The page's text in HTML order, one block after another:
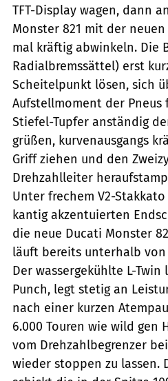
TFT-Display wagen, dann
Monster 821 mit der
mal kräftig abwinkeln. Die
Radialbremssättel) erst
Scheitelpunkt lösen, sich
Aufstellmoment der Pneus
Stiefel-Tupfer anständig
grüßen, kurvenausgangs
Griff ziehen und den
Drehzahlleiter
Unter frechem V2-
kantig akzentuierten
die neue Ducati Monster
läuft bereits unterhalb von
Der wassergekühlte L-
Punch, legt stetig an
nach einer kurzen
6.000 Touren wie wild gen
vom Drehzahlbegrenzer
wieder stoppen zu lassen.